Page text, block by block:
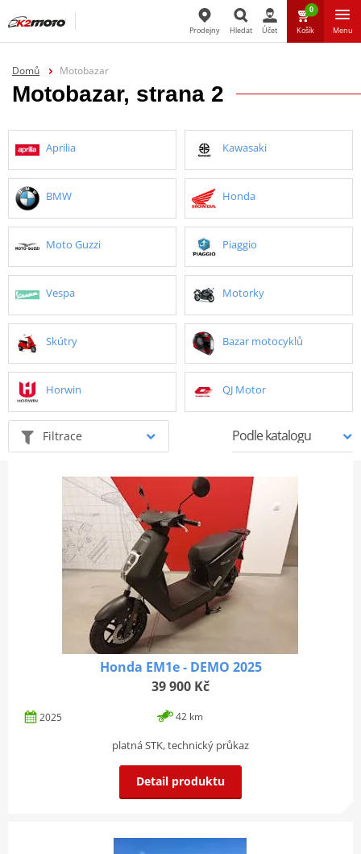
Prodejny Hledat Účet
0
Košík Menu
Domů Motobazar
Motobazar, strana 2
Aprilia Kawasaki
BMW Honda
Moto Guzzi Piaggio
Vespa Motorky
Skútry Bazar motocyklů
Horwin QJ Motor
Filtrace
Honda EM1e - DEMO 2025
39 900 Kč
2025 42 km
platná STK technický průkaz
Detail produktu